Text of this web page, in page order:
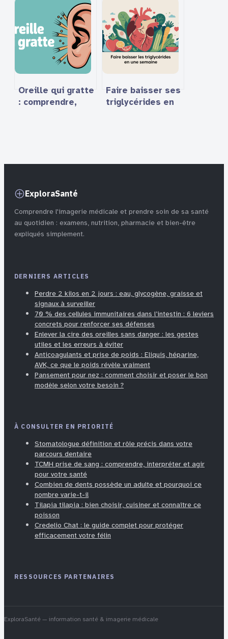
néonatale (ATDN)
en santé :
comprendre les
enjeux, le
diagnostic et
l’accompagnement
comment choisir
et interpréter
les résultats
Oreille qui gratte
: comprendre,
Faire baisser ses
triglycérides en
ExploraSanté
Comprendre l'imagerie médicale et prendre soin de sa santé
au quotidien : examens, nutrition, pharmacie et bien-être
expliqués simplement.
DERNIERS ARTICLES
Perdre 2 kilos en 2 jours : eau, glycogène, graisse et
signaux à surveiller
70 % des cellules immunitaires dans l’intestin : 6 leviers
concrets pour renforcer ses défenses
Enlever la cire des oreilles sans danger : les gestes
utiles et les erreurs à éviter
Anticoagulants et prise de poids : Eliquis, héparine,
AVK, ce que le poids révèle vraiment
Pansement pour nez : comment choisir et poser le bon
modèle selon votre besoin ?
À CONSULTER EN PRIORITÉ
Stomatologue définition et rôle précis dans votre
parcours dentaire
TCMH prise de sang : comprendre, interpréter et agir
pour votre santé
Combien de dents possède un adulte et pourquoi ce
nombre varie-t-il
Tilapia tilapia : bien choisir, cuisiner et connaître ce
poisson
Credelio Chat : le guide complet pour protéger
efficacement votre félin
RESSOURCES PARTENAIRES
ExploraSanté — information santé & imagerie médicale